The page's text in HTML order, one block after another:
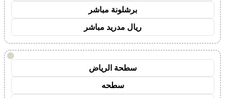
برشلونة مباشر
ريال مدريد مباشر
!
سطحة الرياض
سطحه